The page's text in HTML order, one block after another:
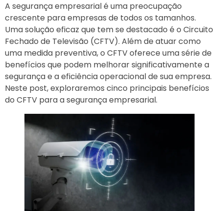
A segurança empresarial é uma preocupação
crescente para empresas de todos os tamanhos.
Uma solução eficaz que tem se destacado é o Circuito
Fechado de Televisão (CFTV). Além de atuar como
uma medida preventiva, o CFTV oferece uma série de
benefícios que podem melhorar significativamente a
segurança e a eficiência operacional de sua empresa.
Neste post, exploraremos cinco principais benefícios
do CFTV para a segurança empresarial.